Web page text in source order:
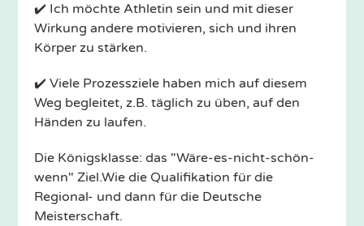
✔️ Ich möchte Athletin sein und mit dieser
Wirkung andere motivieren, sich und ihren
Körper zu stärken.
✔️ Viele Prozessziele haben mich auf diesem
Weg begleitet, z.B. täglich zu üben, auf den
Händen zu laufen.
Die Königsklasse: das "Wäre-es-nicht-schön-
wenn" Ziel.Wie die Qualifikation für die
Regional- und dann für die Deutsche
Meisterschaft.